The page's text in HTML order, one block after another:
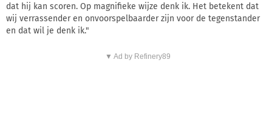
dat hij kan scoren. Op magnifieke wijze denk ik. Het betekent dat
wij verrassender en onvoorspelbaarder zijn voor de tegenstander
en dat wil je denk ik."
▼ Ad by Refinery89